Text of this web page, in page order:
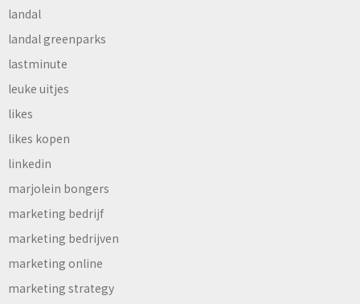
landal
landal greenparks
lastminute
leuke uitjes
likes
likes kopen
linkedin
marjolein bongers
marketing bedrijf
marketing bedrijven
marketing online
marketing strategy